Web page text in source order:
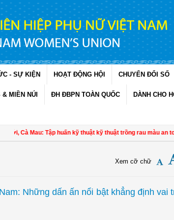
- SỰ KIỆN HOẠT ĐỘNG HỘI CHUYỂN ĐỔI SỐ
MIỀN NÚI ĐH ĐBPN TOÀN QUỐC DÀNH CHO
Tập huấn kỹ thuật kỹ thuật trồng rau màu an toàn cho
Xem cỡ chữ
Những dấn ấn nổi bật khẳng định vai